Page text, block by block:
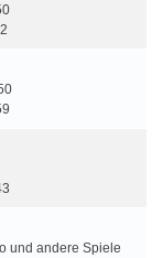
und andere Spiele